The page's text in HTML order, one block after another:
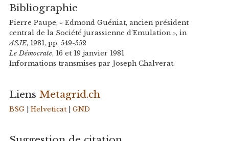
Bibliographie
Pierre Paupe, « Edmond Guéniat, ancien président
central de la Société jurassienne d’Emulation », in
ASJE, 1981, pp. 549-552
Le Démocrate, 16 et 19 janvier 1981
Informations transmises par Joseph Chalverat.
Liens Metagrid.ch
BSG| Helveticat| GND